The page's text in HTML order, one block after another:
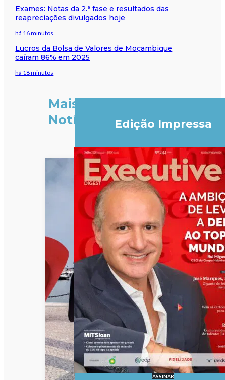
Exames: Notas da 2.ª fase e resultados das
reapreciações divulgados hoje
há 16 minutos
Lucros da Bolsa de Valores de Moçambique
caíram 86% em 2025
há 18 minutos
Mais
Notícias
Edição Impressa
ASSINAR